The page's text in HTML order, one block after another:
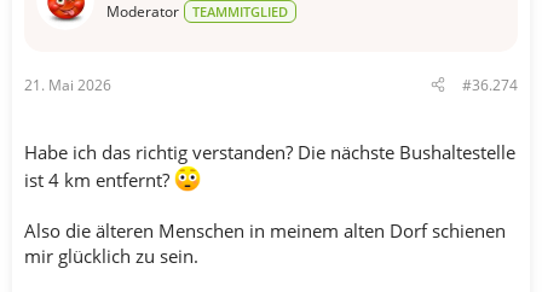
:
Moderator TEAMMITGLIED
21. Mai 2026 #36.274
Habe ich das richtig verstanden? Die nächste Bushaltestelle
ist 4 km entfernt?
Also die älteren Menschen in meinem alten Dorf schienen
mir glücklich zu sein.